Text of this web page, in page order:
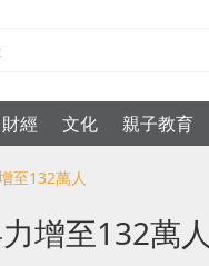
財經 文化 親子教育
至132萬人
增至132萬人